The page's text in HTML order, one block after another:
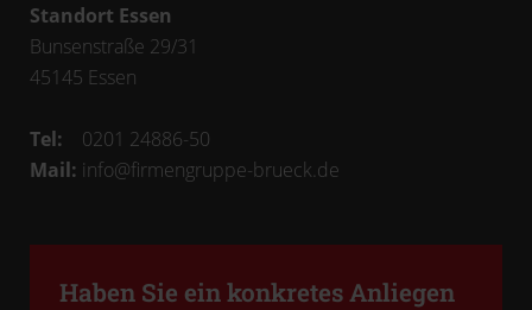
Standort Essen
Bunsenstraße 29/31
45145 Essen
Tel:
0201 24886-50
Mail: info@firmengruppe-brueck.de
Haben Sie ein konkretes Anliegen